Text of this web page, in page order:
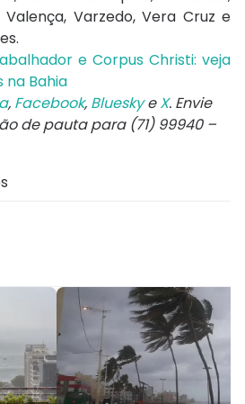
Varzedo, Vera Cruz e
e Corpus Christi: veja
na Bahia
, Facebook, BlueskyeX. Envie
de pauta para (71) 99940 –